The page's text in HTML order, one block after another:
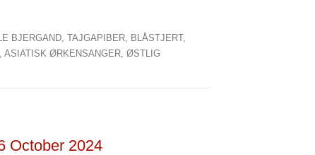
BJERGAND,TAJGAPIBER, BLÅSTJERT,
ASIATISK ØRKENSANGER,ØSTLIG
October 2024